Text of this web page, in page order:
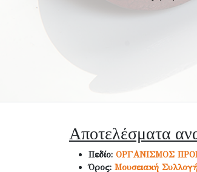
Αποτελέσματα
Πεδίο: ΟΡΓΑΝΙΣΜΟΣ
Όρος: Μουσειακή